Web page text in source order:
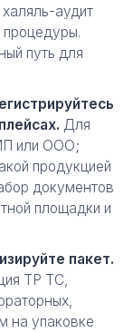
аудит
путь для
Для
или ООО;
продукцией
документов
площадки и
пакет.
ТР ТС,
на упаковке